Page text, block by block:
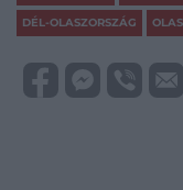
DÉL-OLASZORSZÁG